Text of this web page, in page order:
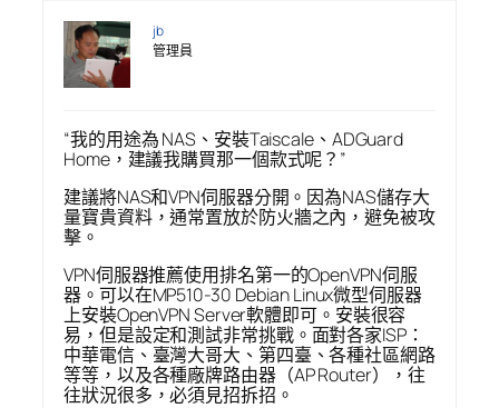
jb
管理員
“我的用途為 NAS、安裝Taiscale、ADGuard
Home，建議我購買那一個款式呢？”
建議將NAS和VPN伺服器分開。因為NAS儲存大
量寶貴資料，通常置放於防火牆之內，避免被攻
擊。
VPN伺服器推薦使用排名第一的OpenVPN伺服
器。可以在MP510-30 Debian Linux微型伺服器
上安裝OpenVPN Server軟體即可。安裝很容
易，但是設定和測試非常挑戰。面對各家ISP：
中華電信、臺灣大哥大、第四臺、各種社區網路
等等，以及各種廠牌路由器（AP Router），往
往狀況很多，必須見招拆招。